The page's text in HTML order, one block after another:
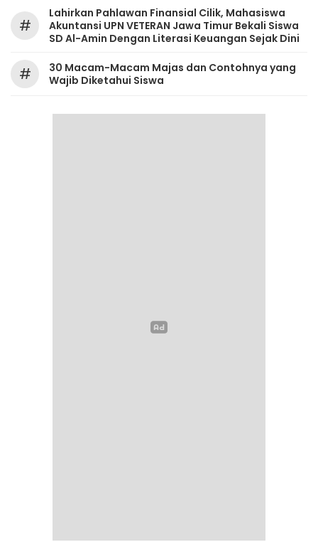
#
Lahirkan Pahlawan Finansial Cilik, Mahasiswa
Akuntansi UPN VETERAN Jawa Timur Bekali Siswa
SD Al-Amin Dengan Literasi Keuangan Sejak Dini
#
30 Macam-Macam Majas dan Contohnya yang
Wajib Diketahui Siswa